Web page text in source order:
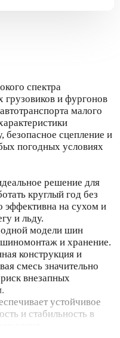
спектра
грузовиков и фургонов
малого
безопасное сцепление и
погодных условиях
решение для
круглый год без
на сухом и
и льду.
одной модели шин
и хранение.
конструкция и
смесь значительно
внезапных
устойчивое
и стабильность в